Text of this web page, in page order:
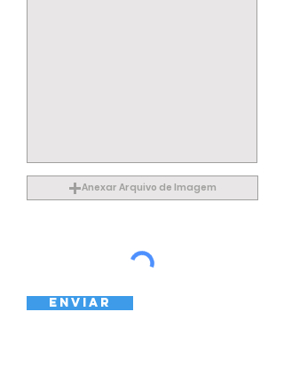
Anexar Arquivo de Imagem
ENVIAR